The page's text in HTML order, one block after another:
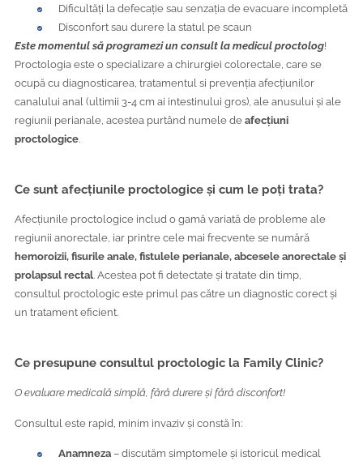
Dificultăți la defecație sau senzația de evacuare incompletă
Disconfort sau durere la statul pe scaun
Este momentul să programezi un consult la medicul proctolog!
Proctologia este o specializare a chirurgiei colorectale, care se
ocupă cu diagnosticarea, tratamentul si prevenția afecțiunilor
canalului anal (ultimii 3-4 cm ai intestinului gros), ale anusului și ale
regiunii perianale, acestea purtând numele de afecțiuni
proctologice.
Ce sunt afecțiunile proctologice și cum le poți trata?
Afecțiunile proctologice includ o gamă variată de probleme ale
regiunii anorectale, iar printre cele mai frecvente se numără
hemoroizii, fisurile anale, fistulele perianale, abcesele anorectale și
prolapsul rectal. Acestea pot fi detectate și tratate din timp,
consultul proctologic este primul pas către un diagnostic corect și
un tratament eficient.
Ce presupune consultul proctologic la Family Clinic?
O evaluare medicală simplă, fără durere și fără disconfort!
Consultul este rapid, minim invaziv și constă în:
Anamneza– discutăm simptomele și istoricul medical